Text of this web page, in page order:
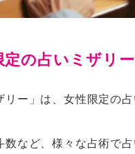
の占いミザリー
ー」は、女性限定の占
など、様々な占術で